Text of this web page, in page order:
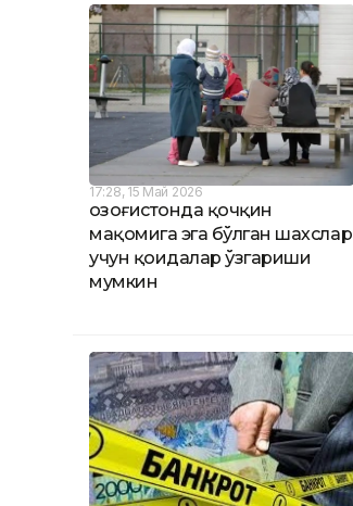
17:28, 15 Май 2026
Қозоғистонда қочқин
мақомига эга бўлган шахслар
учун қоидалар ўзгариши
мумкин